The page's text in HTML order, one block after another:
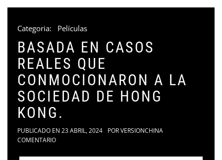
Categoria: Películas
BASADA EN CASOS
REALES QUE
CONMOCIONARON A LA
SOCIEDAD DE HONG
KONG.
PUBLICADO EN 23 ABRIL, 2024 PORVERSIONCHINA
COMENTARIO